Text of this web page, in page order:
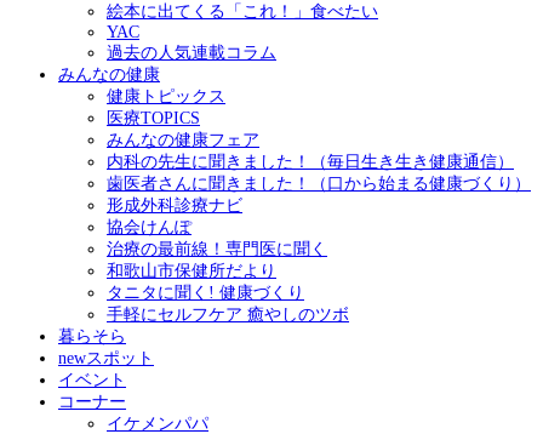
絵本に出てくる「これ！」食べたい
YAC
過去の人気連載コラム
みんなの健康
健康トピックス
医療TOPICS
みんなの健康フェア
内科の先生に聞きました！（毎日生き生き健康通信）
歯医者さんに聞きました！（口から始まる健康づくり）
形成外科診療ナビ
協会けんぽ
治療の最前線！専門医に聞く
和歌山市保健所だより
タニタに聞く! 健康づくり
手軽にセルフケア 癒やしのツボ
暮らそら
newスポット
イベント
コーナー
イケメンパパ